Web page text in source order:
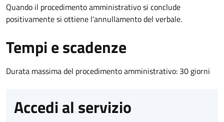
Quando il procedimento amministrativo si conclude
positivamente si ottiene l'annullamento del verbale.
Tempi e scadenze
Durata massima del procedimento amministrativo: 30 giorni
Accedi al servizio